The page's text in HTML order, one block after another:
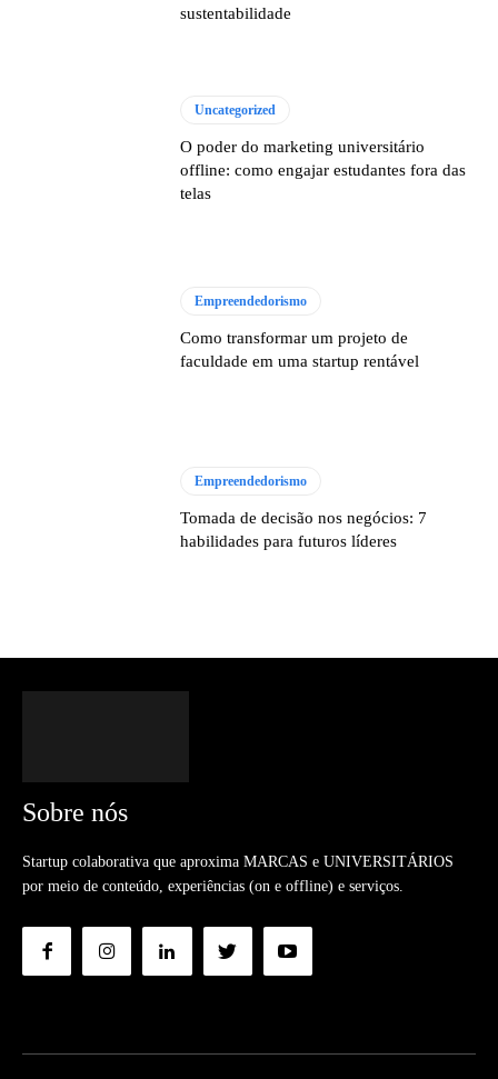
sustentabilidade
Uncategorized
O poder do marketing universitário
offline: como engajar estudantes fora das
telas
Empreendedorismo
Como transformar um projeto de
faculdade em uma startup rentável
Empreendedorismo
Tomada de decisão nos negócios: 7
habilidades para futuros líderes
Sobre nós
Startup colaborativa que aproxima MARCAS e UNIVERSITÁRIOS
por meio de conteúdo, experiências (on e offline) e serviços.